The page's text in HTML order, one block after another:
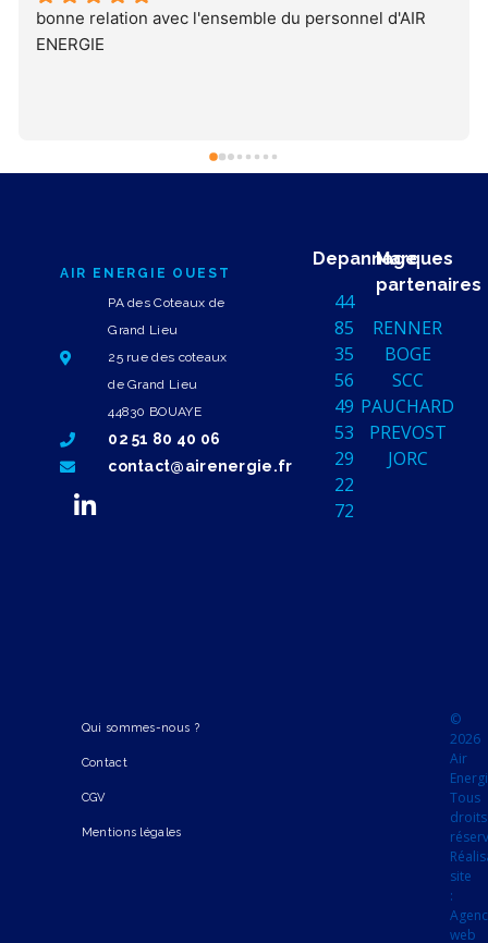
bonne relation avec l'ensemble du personnel d'AIR
ENERGIE
AIR ENERGIE OUEST
PA des Coteaux de
Grand Lieu
25 rue des coteaux
de Grand Lieu
44830 BOUAYE
02 51 80 40 06
contact@airenergie.fr
Depannage
44
85
35
56
49
53
29
22
72
Marques
partenaires
RENNER
BOGE
SCC
PAUCHARD
PREVOST
JORC
Qui sommes-nous ?
Contact
CGV
Mentions légales
©
2026
Air
Tous
droits
site
:
web